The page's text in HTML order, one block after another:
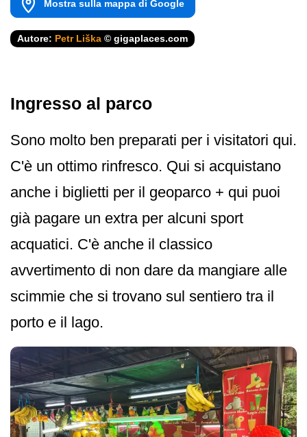
Mostra sulla mappa di Google
Autore: Petr Liška © gigaplaces.com
Ingresso al parco
Sono molto ben preparati per i visitatori qui.
C'è un ottimo rinfresco. Qui si acquistano
anche i biglietti per il geoparco + qui puoi
già pagare un extra per alcuni sport
acquatici. C'è anche il classico
avvertimento di non dare da mangiare alle
scimmie che si trovano sul sentiero tra il
porto e il lago.